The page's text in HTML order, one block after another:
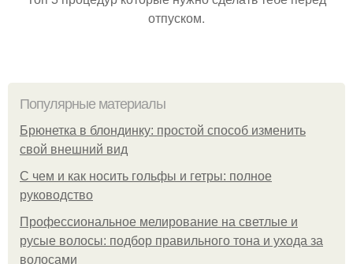
отпуском.
Популярные материалы
Брюнетка в блондинку: простой способ изменить
свой внешний вид
С чем и как носить гольфы и гетры: полное
руководство
Профессиональное мелирование на светлые и
русые волосы: подбор правильного тона и ухода за
волосами